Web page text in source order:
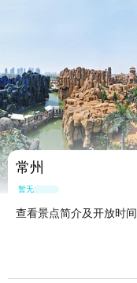
常州
暂无点评
查看景点简介及开放时间